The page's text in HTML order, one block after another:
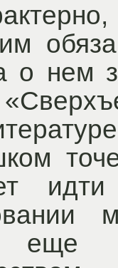
о нем
еще